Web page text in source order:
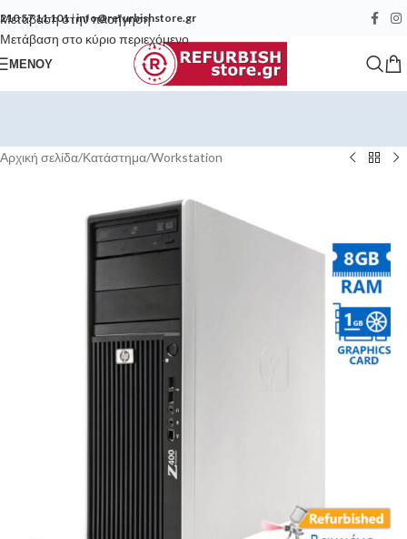
Μετάβαση στην πλοήγηση
Μετάβαση στο κύριο περιεχόμενο
210 57 11 101|info@refurbishstore.gr
ΜΕΝΟΎ
Αρχική σελίδα/Κατάστημα/Workstation